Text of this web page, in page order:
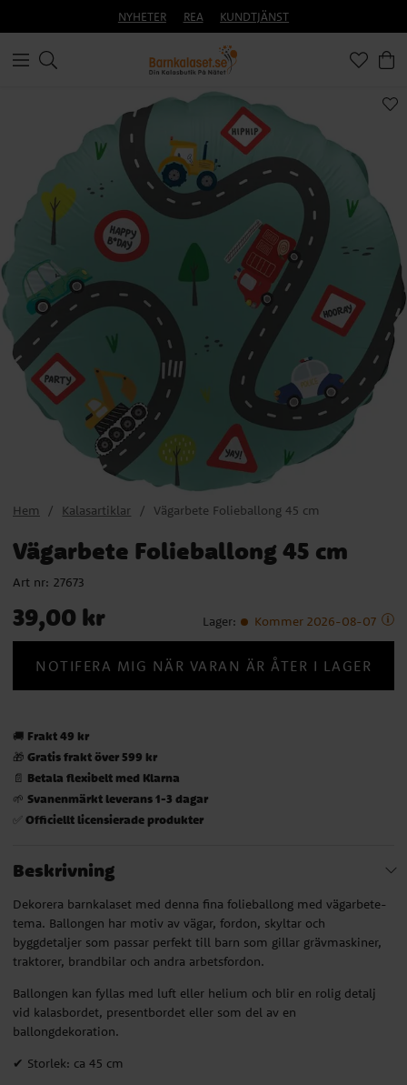
NYHETER REA KUNDTJÄNST
Hem Kalasartiklar Vägarbete Folieballong 45 cm
Vägarbete Folieballong 45 cm
Art nr: 27673
Pris: 39,00 kr
39,00 kr Lager: Kommer 2026-08-07
NOTIFERA MIG NÄR VARAN ÄR ÅTER I LAGER
🚚 Frakt 49 kr
🎁 Gratis frakt över 599 kr
📄 Betala flexibelt med Klarna
🌱 Svanenmärkt leverans 1-3 dagar
✅ Officiellt licensierade produkter
Beskrivning
Dekorera barnkalaset med denna fina folieballong med vägarbete-
tema. Ballongen har motiv av vägar, fordon, skyltar och
byggdetaljer som passar perfekt till barn som gillar grävmaskiner,
traktorer, brandbilar och andra arbetsfordon.
Ballongen kan fyllas med luft eller helium och blir en rolig detalj
vid kalasbordet, presentbordet eller som del av en
ballongdekoration.
✔ Storlek: ca 45 cm